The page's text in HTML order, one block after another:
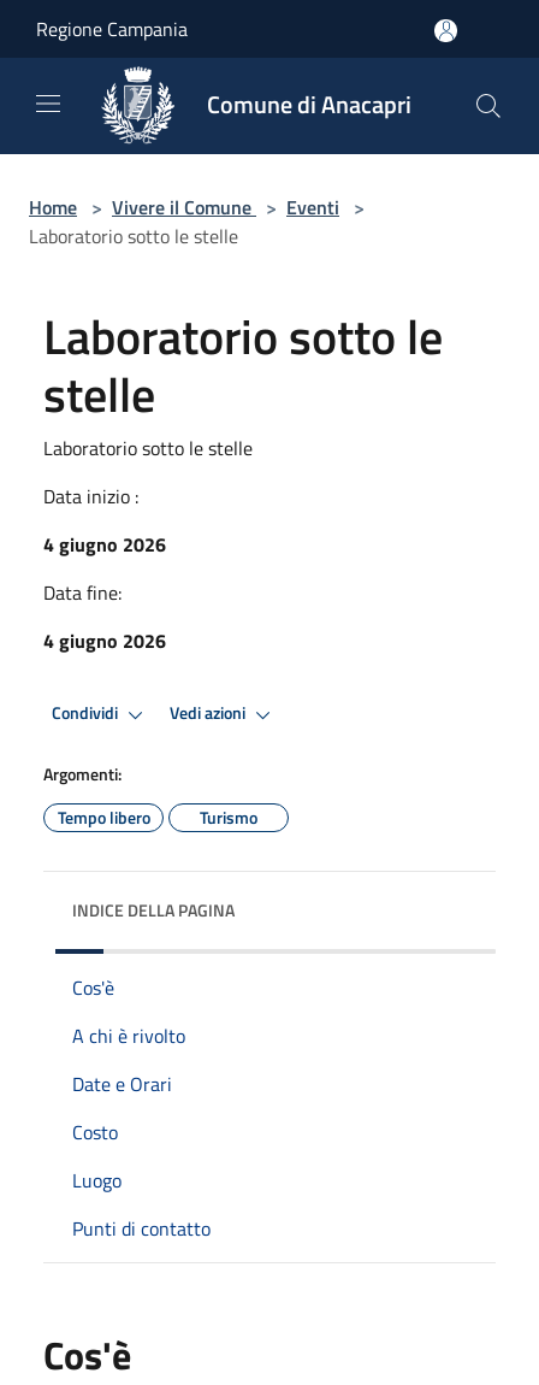
Regione Campania
Comune di Anacapri
Home > Vivere il Comune > Eventi >
Laboratorio sotto le stelle
Laboratorio sotto le
stelle
Laboratorio sotto le stelle
Data inizio :
4 giugno 2026
Data fine:
4 giugno 2026
Condividi Vedi azioni
Argomenti:
Tempo libero
Turismo
INDICE DELLA PAGINA
Cos'è
A chi è rivolto
Date e Orari
Costo
Luogo
Punti di contatto
Cos'è